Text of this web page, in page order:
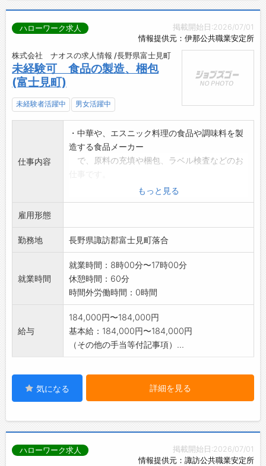
掲載開始日:2026/07/01
情報提供元：伊那公共職業安定所
ハローワーク求人
株式会社 ナオスの求人情報 /長野県富士見町
未経験可 食品の製造、梱包
(富士見町)
未経験者活躍中 男女活躍中
仕事内容
・中華や、エスニック料理の食品や調味料を製
造する食品メーカー
で、原料の充填や梱包、ラベル検査などのお
未経験者の方でも応募可能です。
業務の変更範囲:変更なし
し込みの連絡は
ご遠慮ください。
もっと見る
雇用形態
勤務地 長野県諏訪郡富士見町落合
就業時間
就業時間：8時00分〜17時00分
休憩時間：60分
時間外労働時間：0時間
給与
184,000円〜184,000円
基本給：184,000円〜184,000円
（その他の手当等付記事項）...
気になる 詳細を見る
掲載開始日:2026/07/01
情報提供元：諏訪公共職業安定所
ハローワーク求人